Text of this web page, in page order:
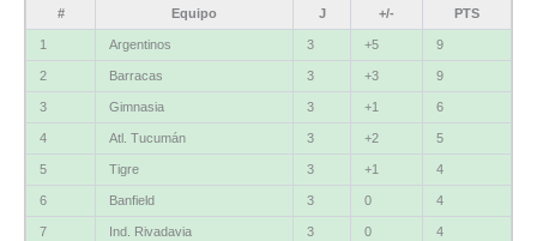
# Equipo J +/- PTS
1 Argentinos 3 +5 9
2 Barracas 3 +3 9
3 Gimnasia 3 +1 6
4 Atl. Tucumán 3 +2 5
5 Tigre 3 +1 4
6 Banfield 3 0 4
7 Ind. Rivadavia 3 0 4